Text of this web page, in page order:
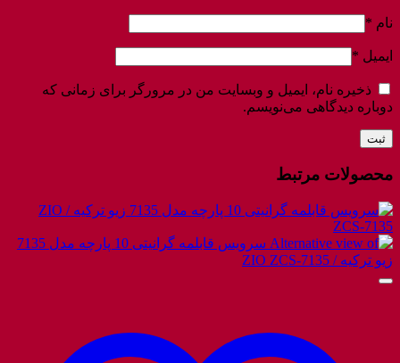
نام *
ایمیل *
ذخیره نام، ایمیل و وبسایت من در مرورگر برای زمانی که
دوباره دیدگاهی می‌نویسم.
محصولات مرتبط